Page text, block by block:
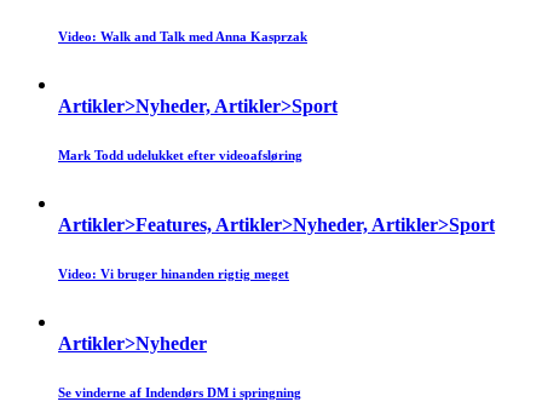
Video: Walk and Talk med Anna Kasprzak
Artikler>Nyheder, Artikler>Sport
Mark Todd udelukket efter videoafsløring
Artikler>Features, Artikler>Nyheder, Artikler>Sport
Video: Vi bruger hinanden rigtig meget
Artikler>Nyheder
Se vinderne af Indendørs DM i springning